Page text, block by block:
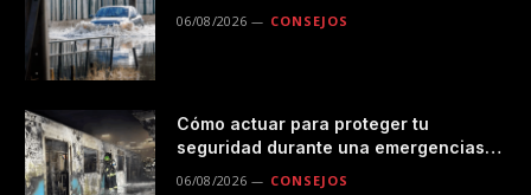
06/08/2026 CONSEJOS
Cómo actuar para proteger tu
seguridad durante una emergencias
06/08/2026 CONSEJOS